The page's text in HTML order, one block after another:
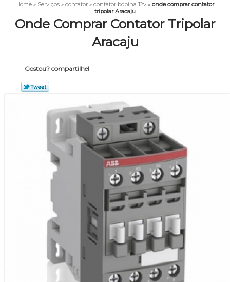
Home » Serviços»contator»contator bobina 12v»onde comprar contator
tripolar Aracaju
Onde Comprar Contator Tripolar
Aracaju
Gostou? compartilhe!